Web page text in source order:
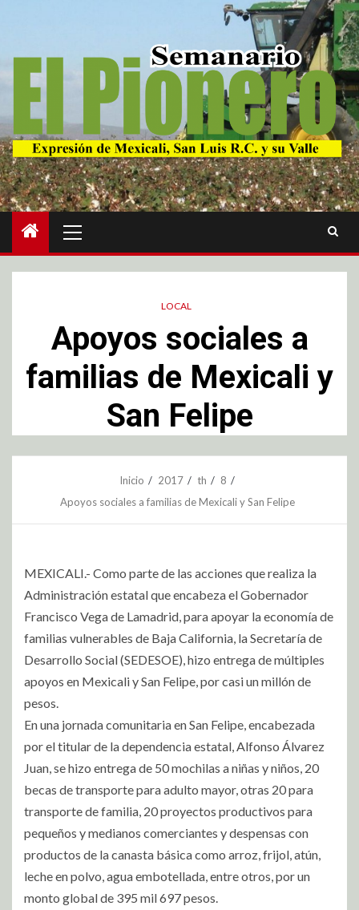
LOCAL
Apoyos sociales a
familias de Mexicali y
San Felipe
Inicio 2017 th
8
Apoyos sociales a familias de Mexicali y San Felipe
MEXICALI.- Como parte de las acciones que realiza la
Administración estatal que encabeza el Gobernador
Francisco Vega de Lamadrid, para apoyar la economía de
familias vulnerables de Baja California, la Secretaría de
Desarrollo Social (SEDESOE), hizo entrega de múltiples
apoyos en Mexicali y San Felipe, por casi un millón de
pesos.
En una jornada comunitaria en San Felipe, encabezada
por el titular de la dependencia estatal, Alfonso Álvarez
Juan, se hizo entrega de 50 mochilas a niñas y niños, 20
becas de transporte para adulto mayor, otras 20 para
transporte de familia, 20 proyectos productivos para
pequeños y medianos comerciantes y despensas con
productos de la canasta básica como arroz, frijol, atún,
leche en polvo, agua embotellada, entre otros, por un
monto global de 395 mil 697 pesos.